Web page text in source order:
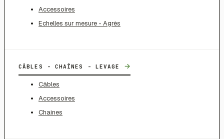
Accessoires
Echelles sur mesure - Agrès
CÂBLES - CHAÎNES - LEVAGE →
Câbles
Accessoires
Chaines